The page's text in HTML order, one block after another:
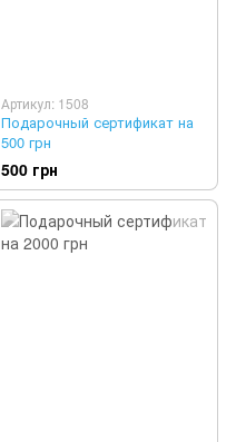
Артикул: 1508
Подарочный сертификат на
500 грн
500 грн